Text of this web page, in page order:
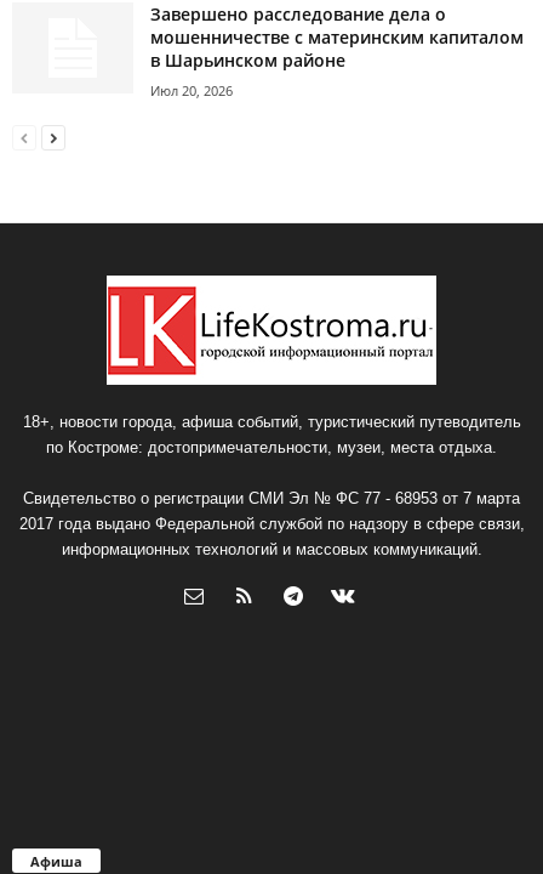
Завершено расследование дела о
мошенничестве с материнским капиталом
в Шарьинском районе
Июл 20, 2026
18+, новости города, афиша событий, туристический путеводитель
по Костроме: достопримечательности, музеи, места отдыха.
Свидетельство о регистрации СМИ Эл № ФС 77 - 68953 от 7 марта
2017 года выдано Федеральной службой по надзору в сфере связи,
информационных технологий и массовых коммуникаций.
Афиша